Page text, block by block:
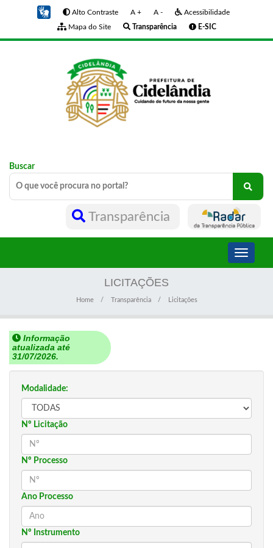
Alto Contraste A + A -
Acessibilidade
Mapa do Site
Transparência E-SIC
Buscar
Transparência
Toggle
LICITAÇÕES
Home Transparência Licitações
Informação
atualizada até
31/07/2026.
Modalidade:
Nº Licitação
Nº Processo
Ano Processo
Nº Instrumento